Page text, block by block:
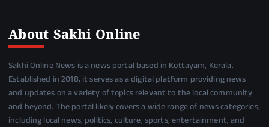
About Sakhi Online
Sakhi Online News is a news portal based in Kottayam, Kerala.
Established in 2018, it serves as a digital platform providing news
and updates on a variety of topics relevant to the local community
and beyond. The portal likely covers a wide range of news categories,
including local news, politics, culture, sports, entertainment, and